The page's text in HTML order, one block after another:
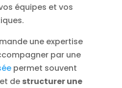
équipes et vos
une expertise
par une
permet souvent
de structurer une